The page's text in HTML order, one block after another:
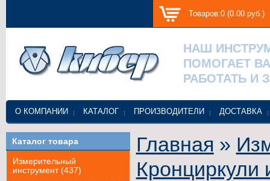
Товаров:0 (0.00 руб.)
НАШ
ПОМОГАЕТ
РАБОТАТЬ И
О КОМПАНИИ КАТАЛОГ ПРОИЗВОДИТЕЛИ ДОСТАВКА
Каталог товара
Измерительный
инструмент (437)
Главная »
Кронциркули